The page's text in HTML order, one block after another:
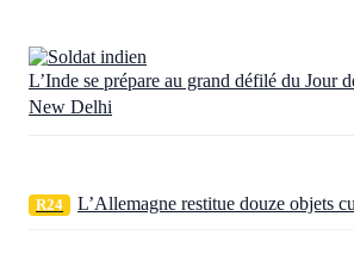
L’Inde se prépare au grand défilé du Jour
New Delhi
R24 L’Allemagne restitue douze objets